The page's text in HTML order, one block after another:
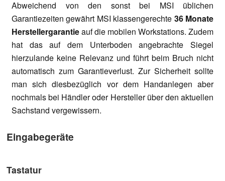
Abweichend von den sonst bei MSI üblichen
Garantiezeiten gewährt MSI klassengerechte 36 Monate
Herstellergarantieauf die mobilen Workstations. Zudem
hat das auf dem Unterboden angebrachte Siegel
hierzulande keine Relevanz und führt beim Bruch nicht
automatisch zum Garantieverlust. Zur Sicherheit sollte
man sich diesbezüglich vor dem Handanlegen aber
nochmals bei Händler oder Hersteller über den aktuellen
Sachstand vergewissern.
Eingabegeräte
Tastatur